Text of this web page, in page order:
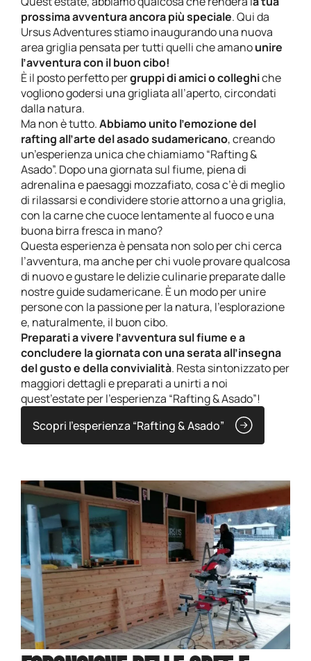
prossima avventura ancora più speciale. Qui da
Ursus Adventures stiamo inaugurando una nuova
area griglia pensata per tutti quelli che amanounire
l’avventura con il buon cibo!
È il posto perfetto pergruppi di amici o colleghiche
vogliono godersi una grigliata all’aperto, circondati
dalla natura.
Ma non è tutto.Abbiamo unito l’emozione del
rafting all’arte del asado sudamericano, creando
un’esperienza unica che chiamiamo “Rafting &
Asado”. Dopo una giornata sul fiume, piena di
adrenalina e paesaggi mozzafiato, cosa c’è di meglio
di rilassarsi e condividere storie attorno a una griglia,
con la carne che cuoce lentamente al fuoco e una
buona birra fresca in mano?
Questa esperienza è pensata non solo per chi cerca
l’avventura, ma anche per chi vuole provare qualcosa
di nuovo e gustare le delizie culinarie preparate dalle
nostreguide sudamericane. È un modo per unire
persone con la passione per la natura, l’esplorazione
e, naturalmente, il buon cibo.
Preparati a vivere l’avventura sul fiume e a
concludere la giornata con una serata all’insegna
del gusto e della convivialità. Resta sintonizzato per
maggiori dettagli e preparati a unirti a noi
quest’estate per l’esperienza “Rafting & Asado”!
Scopri l’esperienza “Rafting & Asado”